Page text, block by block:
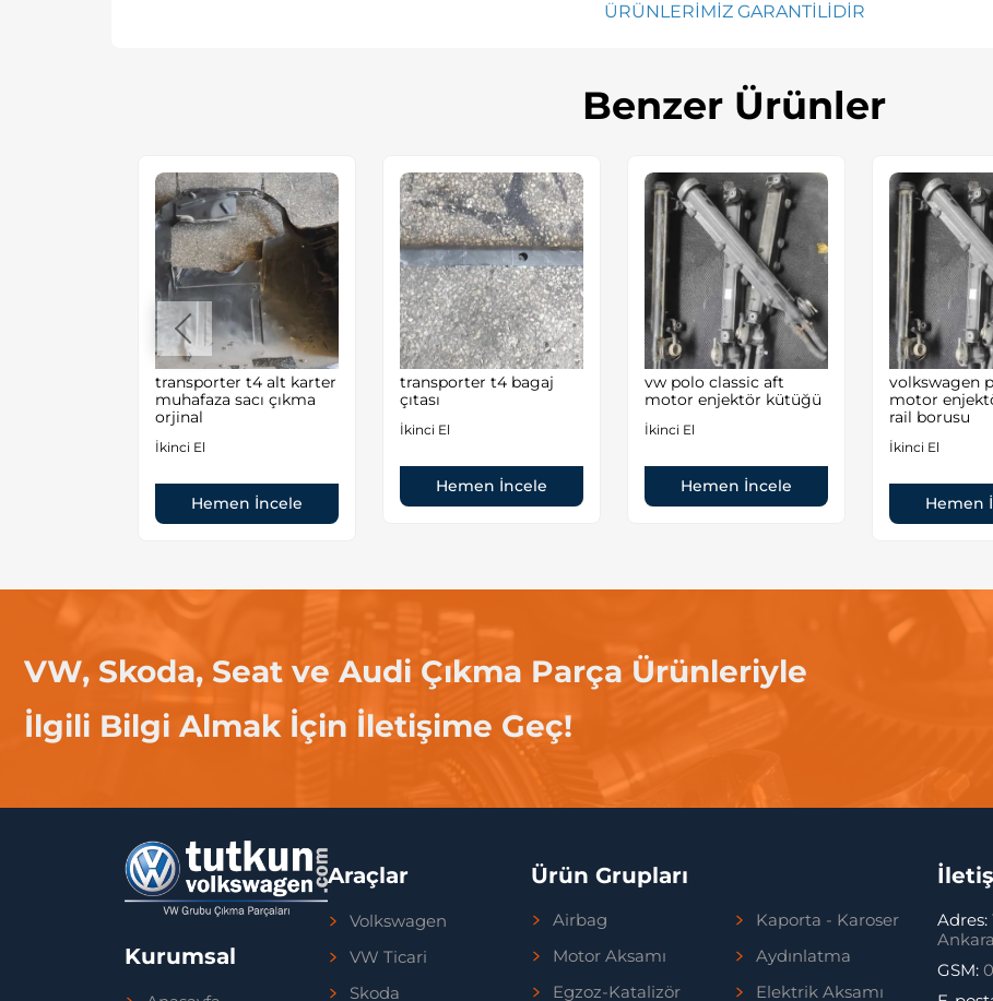
ÜRÜNLERİMİZ GARANTİLİDİR
Benzer Ürünler
transporter t4 alt karter
muhafaza sacı çıkma
orjinal
İkinci El
Hemen İncele
transporter t4 bagaj
çıtası
İkinci El
Hemen İncele
vw polo classic aft
motor enjektör kütüğü
İkinci El
Hemen İncele
volkswagen
motor
rail borusu
İkinci El
Hemen
VW, Skoda, Seat ve Audi Çıkma Parça Ürünleriyle
İlgili Bilgi Almak İçin İletişime Geç!
Kurumsal
Araçlar
Volkswagen
VW Ticari
Skoda
Ürün Grupları
Airbag
Kaporta - Karoser
Motor Aksamı
Aydınlatma
Egzoz-Katalizör
Elektrik Aksamı
Adres:
Ankara
GSM: